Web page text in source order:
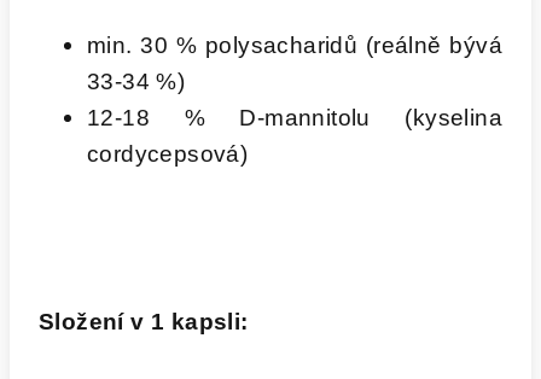
min. 30 % polysacharidů (reálně bývá
33-34 %)
12-18 % D-mannitolu (kyselina
cordycepsová)
Složení v 1 kapsli: